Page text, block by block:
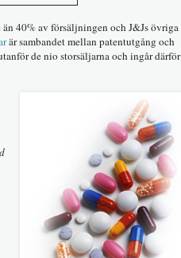
40% av försäljningen och J&Js övriga
är sambandet mellan patentutgång och
de nio storsäljarna och ingår därför